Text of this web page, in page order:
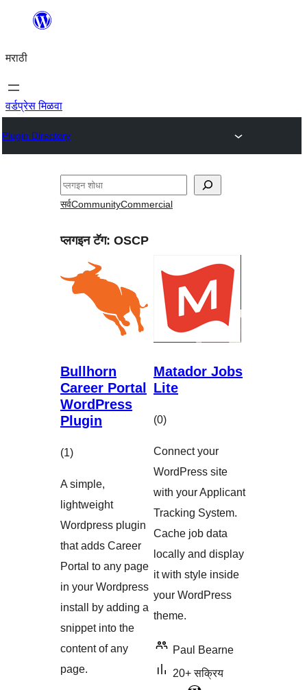
सामुग्रीवर
मराठी
वर्डप्रेस मिळवा
Plugin Directory
शोधा
सर्वCommunityCommercial
प्लगइन टॅग: OSCP
Bullhorn
Career Portal
WordPress
Plugin
(1एकूण
)
A simple,
lightweight
Wordpress plugin
that adds Career
Portal to any page
in your Wordpress
install by adding a
snippet into the
content of any
page.
Matador Jobs
Lite
(0एकूण
)
Connect your
WordPress site
with your Applicant
Tracking System.
Cache job data
locally and display
it with style inside
your WordPress
theme.
Paul Bearne
20+ सक्रिय